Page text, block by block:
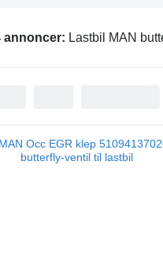
annoncer: Lastbil MAN